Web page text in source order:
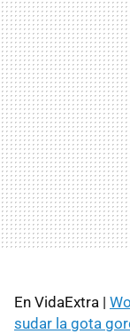
En VidaExtra |
sudar la gota